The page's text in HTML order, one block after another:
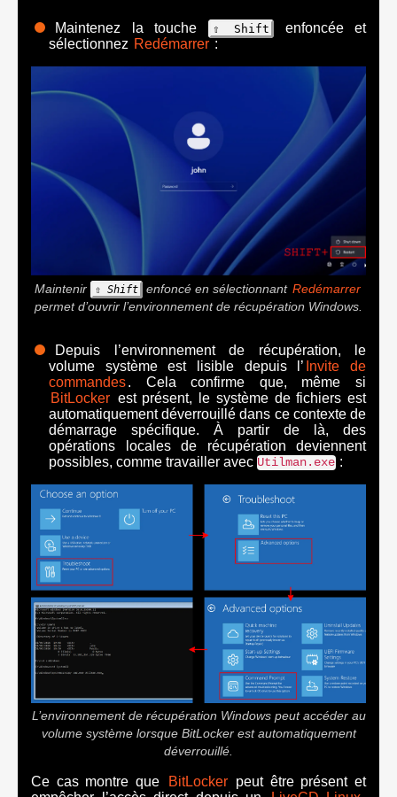
Maintenez la touche ⇧ Shift
enfoncée et
sélectionnez Redémarrer :
Maintenir ⇧ Shift enfoncé en sélectionnant Redémarrer
permet d’ouvrir l’environnement de récupération Windows.
Depuis l’environnement de récupération, le
volume système est lisible depuis l’ Invite de
commandes. Cela confirme que, même si
BitLocker est présent, le système de fichiers est
automatiquement déverrouillé dans ce contexte de
démarrage spécifique. À partir de là, des
opérations locales de récupération deviennent
possibles, comme travailler avec Utilman.exe:
L’environnement de récupération Windows peut accéder au
volume système lorsque BitLocker est automatiquement
déverrouillé.
Ce cas montre que BitLocker
peut être présent et